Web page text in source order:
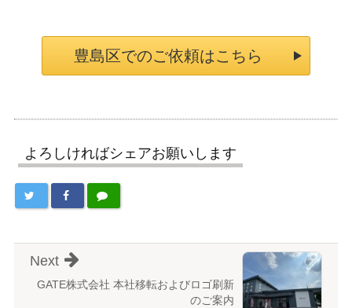
豊島区でのご依頼はこちら
よろしければシェアお願いします
GATE株式会社 本社移転およびロゴ刷新
のご案内
Next